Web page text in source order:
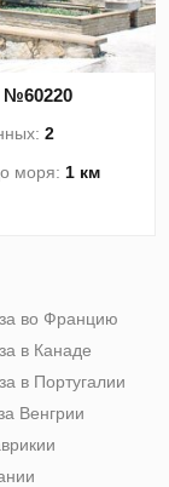
№60220
2
моря: 1 км
во Францию
в Канаде
в Португалии
Венгрии